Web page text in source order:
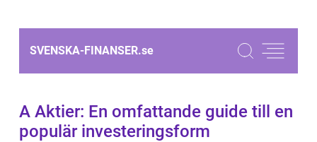
SVENSKA-FINANSER.se
A Aktier: En omfattande guide till en
populär investeringsform